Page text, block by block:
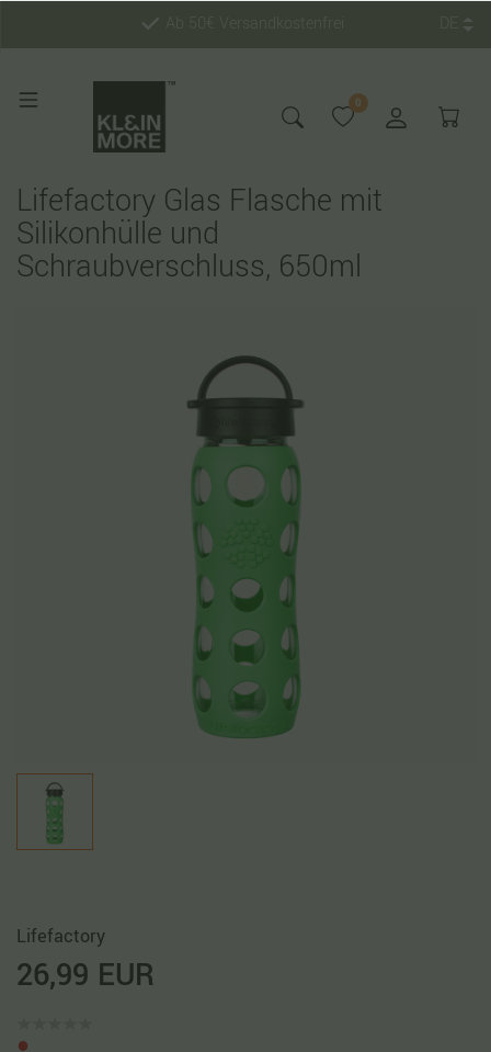
0
Lifefactory Glas Flasche mit
Silikonhülle und
Schraubverschluss, 650ml
Lifefactory
26,99 EUR